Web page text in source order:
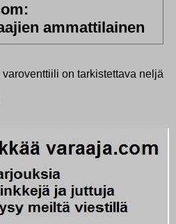
ammattilainen
on tarkistettava neljä